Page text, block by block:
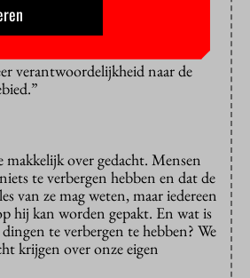
lokaal niveau aan te doen?
verantwoordelijkheid naar de
over gedacht. Mensen
te verbergen hebben en dat de
van ze mag weten, maar iedereen
hij kan worden gepakt. En wat is
te verbergen te hebben? We
krijgen over onze eigen